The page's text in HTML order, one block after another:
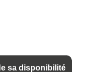
sa disponibilité